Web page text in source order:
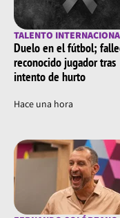
TALENTO
Duelo en el fútbol;
reconocido jugador tras
intento de hurto
Hace una hora